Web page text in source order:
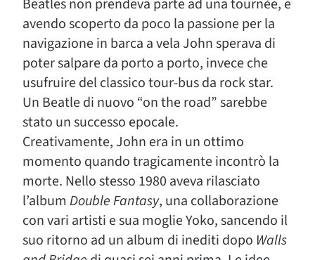
Beatles non prendeva parte ad una tournèe, e
avendo scoperto da poco la passione per la
navigazione in barca a vela John sperava di
poter salpare da porto a porto, invece che
usufruire del classico tour-bus da rock star.
Un Beatle di nuovo “on the road” sarebbe
stato un successo epocale.
Creativamente, John era in un ottimo
momento quando tragicamente incontrò la
morte. Nello stesso 1980 aveva rilasciato
l’album Double Fantasy, una collaborazione
con vari artisti e sua moglie Yoko, sancendo il
suo ritorno ad un album di inediti dopo Walls